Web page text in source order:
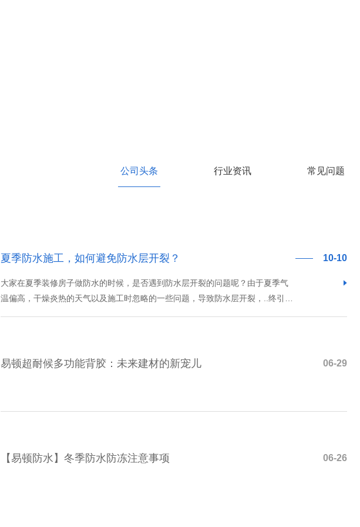
公司头条 行业资讯 常见问题
夏季防水施工，如何避免防水层开裂？ 10-10
大家在夏季装修房子做防水的时候，是否遇到防水层开裂的问题呢？由于夏季气
温偏高，干燥炎热的天气以及施工时忽略的一些问题，导致防水层开裂，..终引发
易顿超耐候多功能背胶：未来建材的新宠儿 06-29
【易顿防水】冬季防水防冻注意事项 06-26